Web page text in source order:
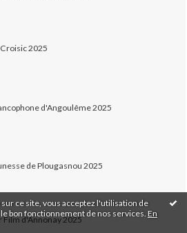
ce site, vous acceptez l'utilisation de
bon fonctionnement de nos services. En
2025
d'Angoulême 2025
de Plougasnou 2025
Film d'Annonay 2025